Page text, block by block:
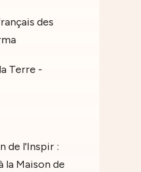
des
Terre -
de l'Inspir :
la Maison de